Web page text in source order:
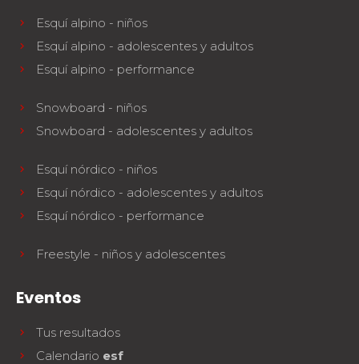
Esquí alpino - niños
Esquí alpino - adolescentes y adultos
Esquí alpino - performance
Snowboard - niños
Snowboard - adolescentes y adultos
Esquí nórdico - niños
Esquí nórdico - adolescentes y adultos
Esquí nórdico - performance
Freestyle - niños y adolescentes
Eventos
Tus resultados
Calendario esf